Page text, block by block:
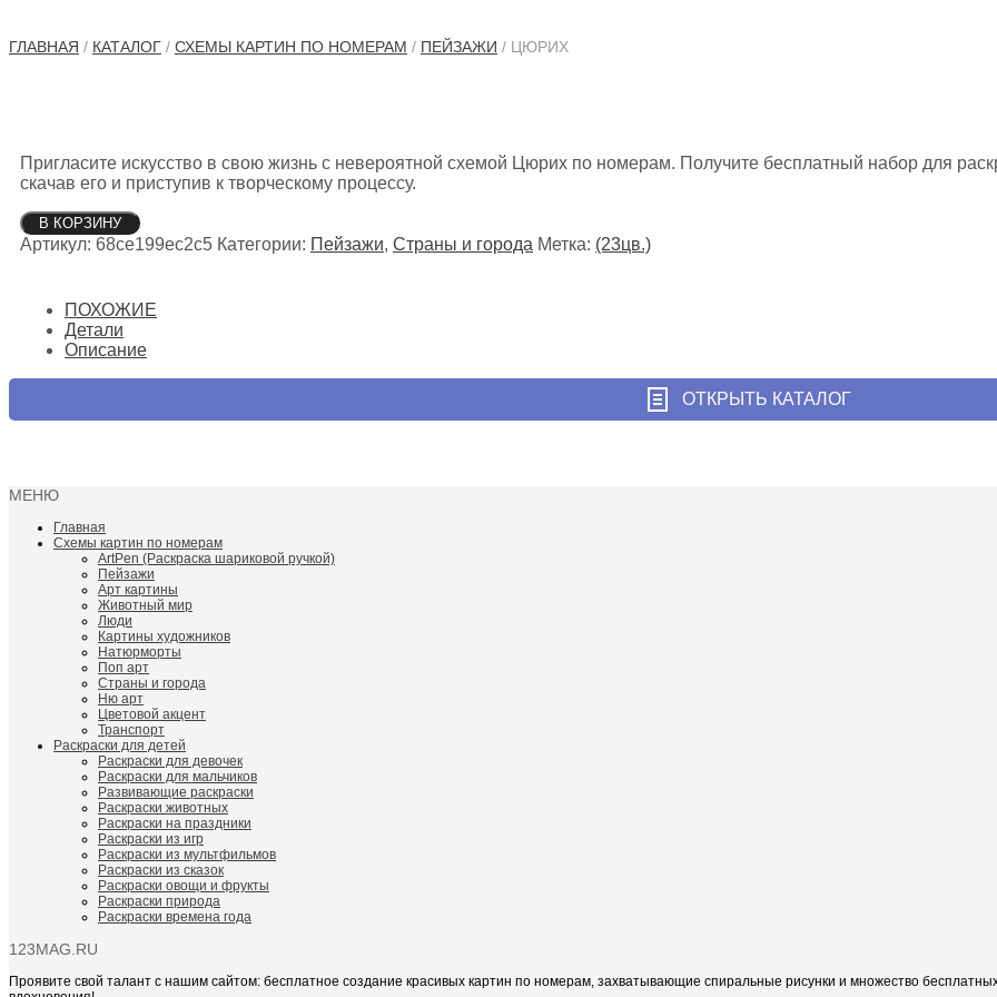
ГЛАВНАЯ / КАТАЛОГ / СХЕМЫ КАРТИН ПО НОМЕРАМ / ПЕЙЗАЖИ / ЦЮРИХ
Пригласите искусство в свою жизнь с невероятной схемой Цюрих по номерам. Получите бесплатный набор для
скачав его и приступив к творческому процессу.
Количество
товара
В КОРЗИНУ
Артикул: 68ce199ec2c5 Категории: Пейзажи, Страны и города Метка: (23цв.)
ПОХОЖИЕ
Детали
Описание
ОТКРЫТЬ КАТАЛОГ
МЕНЮ
Главная
Схемы картин по номерам
ArtPen (Раскраска шариковой ручкой)
Пейзажи
Арт картины
Животный мир
Люди
Картины художников
Натюрморты
Поп арт
Страны и города
Ню арт
Цветовой акцент
Транспорт
Раскраски для детей
Раскраски для девочек
Раскраски для мальчиков
Развивающие раскраски
Раскраски животных
Раскраски на праздники
Раскраски из игр
Раскраски из мультфильмов
Раскраски из сказок
Раскраски овощи и фрукты
Раскраски природа
Раскраски времена года
123MAG.RU
Проявите свой талант с нашим сайтом: бесплатное создание красивых картин по номерам, захватывающие спиральные рисунки и множество